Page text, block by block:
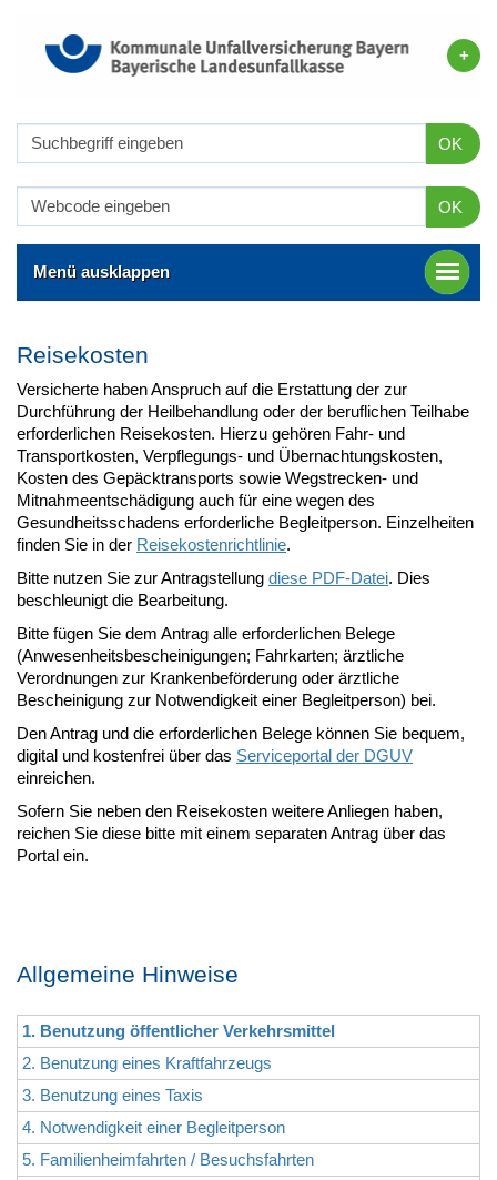
OK
OK
Menü ausklappen
Reisekosten
Versicherte haben Anspruch auf die Erstattung der zur
Durchführung der Heilbehandlung oder der beruflichen Teilhabe
erforderlichen Reisekosten. Hierzu gehören Fahr- und
Transportkosten, Verpflegungs- und Übernachtungskosten,
Kosten des Gepäcktransports sowie Wegstrecken- und
Mitnahmeentschädigung auch für eine wegen des
Gesundheitsschadens erforderliche Begleitperson. Einzelheiten
finden Sie in der Reisekostenrichtlinie.
Bitte nutzen Sie zur Antragstellung diese PDF-Datei. Dies
beschleunigt die Bearbeitung.
Bitte fügen Sie dem Antrag alle erforderlichen Belege
(Anwesenheitsbescheinigungen; Fahrkarten; ärztliche
Verordnungen zur Krankenbeförderung oder ärztliche
Bescheinigung zur Notwendigkeit einer Begleitperson) bei.
Den Antrag und die erforderlichen Belege können Sie bequem,
digital und kostenfrei über das Serviceportal der DGUV
einreichen.
Sofern Sie neben den Reisekosten weitere Anliegen haben,
reichen Sie diese bitte mit einem separaten Antrag über das
Portal ein.
Allgemeine Hinweise
1. Benutzung öffentlicher Verkehrsmittel
2. Benutzung eines Kraftfahrzeugs
3. Benutzung eines Taxis
4. Notwendigkeit einer Begleitperson
5. Familienheimfahrten / Besuchsfahrten